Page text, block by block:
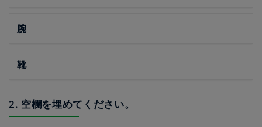
腕
靴
2. 空欄を埋めてください。